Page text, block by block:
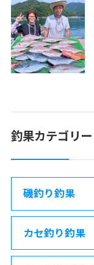
釣果カテゴリー
磯釣り釣果
カセ釣り釣果